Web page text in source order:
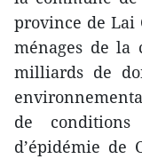
province de Lai
ménages de la
milliards de
de conditions
d’épidémie de